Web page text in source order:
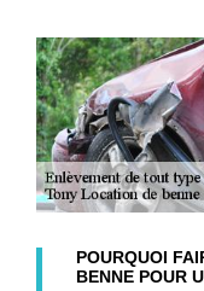
POURQUOI
BENNE POUR